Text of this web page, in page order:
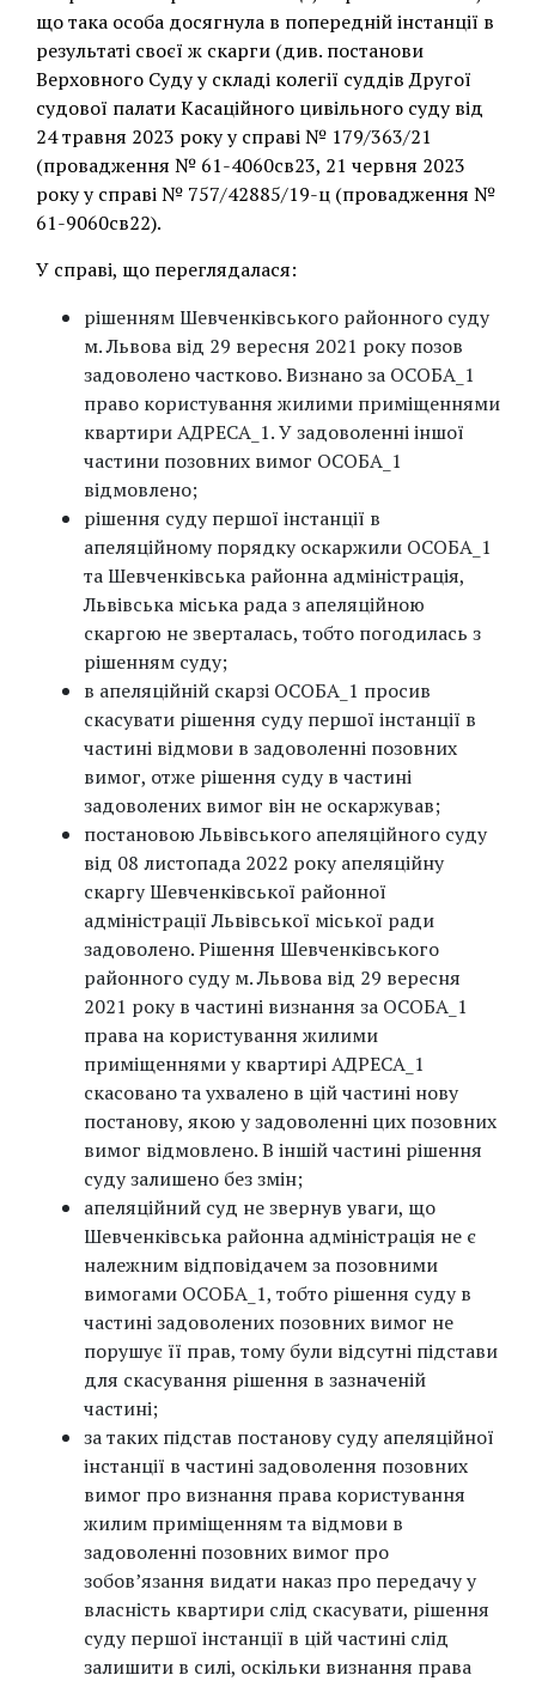
що така особа досягнула в попередній інстанції в
результаті своєї ж скарги (див. постанови
Верховного Суду у складі колегії суддів Другої
судової палати Касаційного цивільного суду від
24 травня 2023 року у справі № 179/363/21
(провадження № 61-4060св23, 21 червня 2023
року у справі № 757/42885/19-ц (провадження №
61-9060св22).
У справі, що переглядалася:
рішенням Шевченківського районного суду
м. Львова від 29 вересня 2021 року позов
задоволено частково. Визнано за ОСОБА_1
право користування жилими приміщеннями
квартири АДРЕСА_1. У задоволенні іншої
частини позовних вимог ОСОБА_1
відмовлено;
рішення суду першої інстанції в
апеляційному порядку оскаржили ОСОБА_1
та Шевченківська районна адміністрація,
Львівська міська рада з апеляційною
скаргою не зверталась, тобто погодилась з
рішенням суду;
в апеляційній скарзі ОСОБА_1 просив
скасувати рішення суду першої інстанції в
частині відмови в задоволенні позовних
вимог, отже рішення суду в частині
задоволених вимог він не оскаржував;
постановою Львівського апеляційного суду
від 08 листопада 2022 року апеляційну
скаргу Шевченківської районної
адміністрації Львівської міської ради
задоволено. Рішення Шевченківського
районного суду м. Львова від 29 вересня
2021 року в частині визнання за ОСОБА_1
права на користування жилими
приміщеннями у квартирі АДРЕСА_1
скасовано та ухвалено в цій частині нову
постанову, якою у задоволенні цих позовних
вимог відмовлено. В іншій частині рішення
суду залишено без змін;
апеляційний суд не звернув уваги, що
Шевченківська районна адміністрація не є
належним відповідачем за позовними
вимогами ОСОБА_1, тобто рішення суду в
частині задоволених позовних вимог не
порушує її прав, тому були відсутні підстави
для скасування рішення в зазначеній
частині;
за таких підстав постанову суду апеляційної
інстанції в частині задоволення позовних
вимог про визнання права користування
жилим приміщенням та відмови в
задоволенні позовних вимог про
зобов’язання видати наказ про передачу у
власність квартири слід скасувати, рішення
суду першої інстанції в цій частині слід
залишити в силі, оскільки визнання права